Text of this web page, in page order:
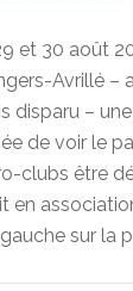
et 30 août
Avrillé –
disparu –
de voir le
clubs être
en
sur la